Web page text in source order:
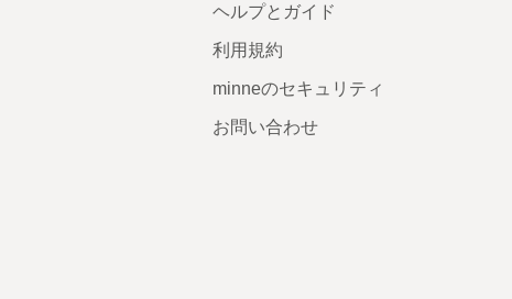
ヘルプとガイド
利用規約
minneのセキュリティ
お問い合わせ